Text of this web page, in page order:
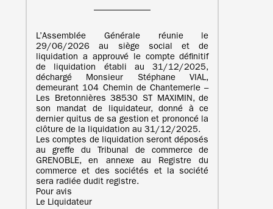
L’Assemblée Générale réunie le
29/06/2026 au siège social et de
liquidation a approuvé le compte définitif
de liquidation établi au 31/12/2025,
déchargé Monsieur Stéphane VIAL,
demeurant 104 Chemin de Chantemerle –
Les Bretonnières 38530 ST MAXIMIN, de
son mandat de liquidateur, donné à ce
dernier quitus de sa gestion et prononcé la
clôture de la liquidation au 31/12/2025.
Les comptes de liquidation seront déposés
au greffe du Tribunal de commerce de
GRENOBLE, en annexe au Registre du
commerce et des sociétés et la société
sera radiée dudit registre.
Pour avis
Le Liquidateur